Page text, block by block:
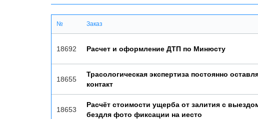
№ Заказ
18692 Расчет и оформление ДТП по Минюсту
18655
Трасологическая экспертиза постоянно
контакт
18653
Расчёт стоимости ущерба от залития с
бездля фото фиксации на иесто